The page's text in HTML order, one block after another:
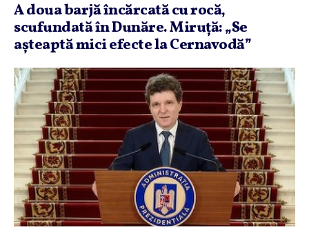
A doua barjă încărcată cu rocă,
scufundată în Dunăre. Miruţă: „Se
aşteaptă mici efecte la Cernavodă”